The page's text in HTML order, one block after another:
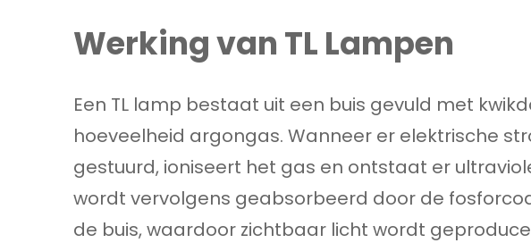
Werking van TL Lampen
Een TL lamp bestaat uit een buis gevuld met
hoeveelheid argongas. Wanneer er elektrische
gestuurd, ioniseert het gas en ontstaat er
wordt vervolgens geabsorbeerd door de
de buis, waardoor zichtbaar licht wordt